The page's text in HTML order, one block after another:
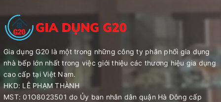
Gia dụng G20 là một trong những công ty phân phối gia dụng
nhà bếp lớn nhất trong việc giới thiệu các thương hiệu gia dụng
cao cấp tại Việt Nam.
HKD: LÊ PHẠM THÀNH
MST: 01O8023501 do Ủy ban nhân dân quận Hà Đông cấp